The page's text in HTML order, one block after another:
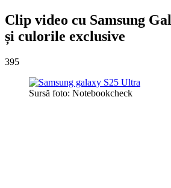
Clip video cu Samsung
și culorile exclusive
395
Sursă foto: Notebookcheck